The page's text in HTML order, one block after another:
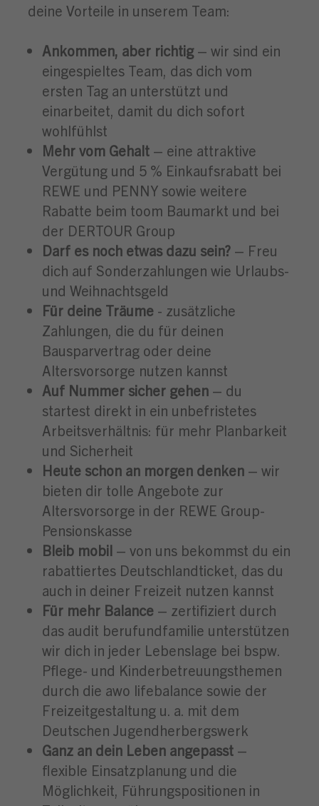
deine Vorteile in unserem Team:
Ankommen, aber richtig– wir sind ein
eingespieltes Team, das dich vom
ersten Tag an unterstützt und
einarbeitet, damit du dich sofort
wohlfühlst
Mehr vom Gehalt – eine attraktive
Vergütung und 5 % Einkaufsrabatt bei
REWE und PENNY sowie weitere
Rabatte beim toom Baumarkt und bei
der DERTOUR Group
Darf es noch etwas dazu sein? – Freu
dich auf Sonderzahlungen wie Urlaubs-
und Weihnachtsgeld
Für deine Träume - zusätzliche
Zahlungen, die du für deinen
Bausparvertrag oder deine
Altersvorsorge nutzen kannst
Auf Nummer sicher gehen – du
startest direkt in ein unbefristetes
Arbeitsverhältnis: für mehr Planbarkeit
und Sicherheit
Heute schon an morgen denken – wir
bieten dir tolle Angebote zur
Altersvorsorge in der REWE Group-
Pensionskasse
Bleib mobil – von uns bekommst du ein
rabattiertes Deutschlandticket, das du
auch in deiner Freizeit nutzen kannst
Für mehr Balance – zertifiziert durch
das audit berufundfamilie unterstützen
wir dich in jeder Lebenslage bei bspw.
Pflege- und Kinderbetreuungsthemen
durch die awo lifebalance sowie der
Freizeitgestaltung u. a. mit dem
Deutschen Jugendherbergswerk
Ganz an dein Leben angepasst –
flexible Einsatzplanung und die
Möglichkeit, Führungspositionen in